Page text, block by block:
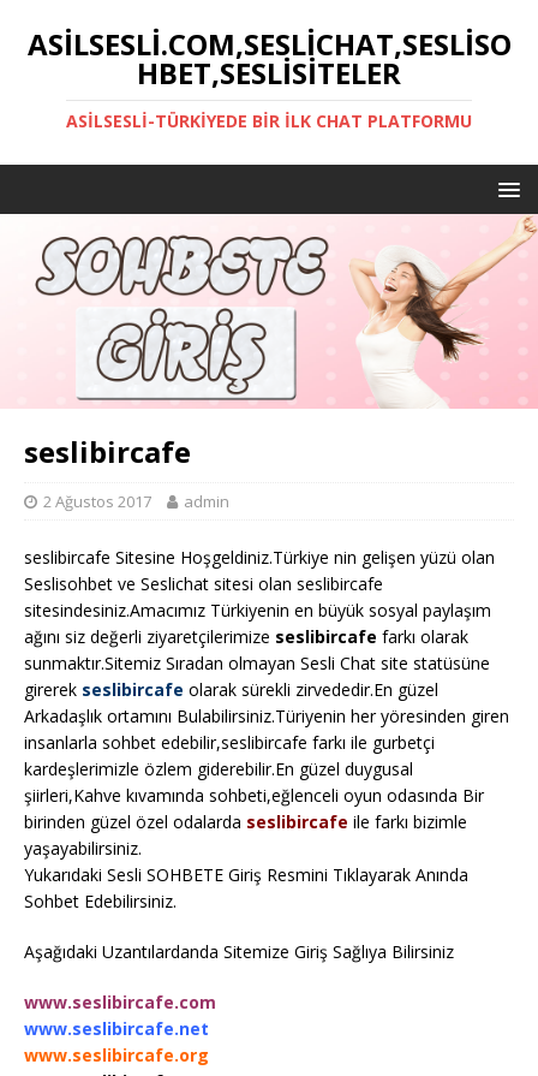
ASILSESLI.COM,SESLICHAT,SESLISO
HBET,SESLISITELER
ASILSESLI-TÜRKIYEDE BIR İLK CHAT PLATFORMU
seslibircafe
2 Ağustos 2017 admin
seslibircafe Sitesine Hoşgeldiniz.Türkiye nin gelişen yüzü olan
Seslisohbet ve Seslichat sitesi olan seslibircafe
sitesindesiniz.Amacımız Türkiyenin en büyük sosyal paylaşım
ağını siz değerli ziyaretçilerimize seslibircafe farkı olarak
sunmaktır.Sitemiz Sıradan olmayan Sesli Chat site statüsüne
girerek seslibircafe olarak sürekli zirvededir.En güzel
Arkadaşlık ortamını Bulabilirsiniz.Türiyenin her yöresinden giren
insanlarla sohbet edebilir,seslibircafe farkı ile gurbetçi
kardeşlerimizle özlem giderebilir.En güzel duygusal
şiirleri,Kahve kıvamında sohbeti,eğlenceli oyun odasında Bir
birinden güzel özel odalarda seslibircafe ile farkı bizimle
yaşayabilirsiniz.
Yukarıdaki Sesli SOHBETE Giriş Resmini Tıklayarak Anında
Sohbet Edebilirsiniz.
Aşağıdaki Uzantılardanda Sitemize Giriş Sağlıya Bilirsiniz
www.seslibircafe.com
www.seslibircafe.net
www.seslibircafe.org